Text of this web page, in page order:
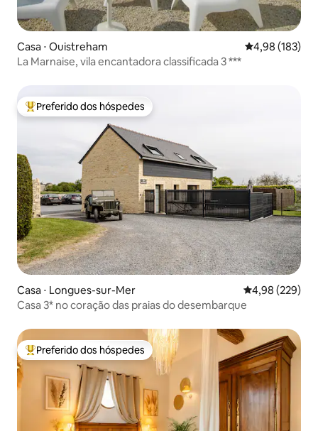
Casa ⋅ Ouistreham 4,98 de uma
4,98 (183)
La Marnaise, vila encantadora classificada 3 ***
Entre os melhores preferidos dos hóspedes
Preferido dos hóspedes
Casa ⋅ Longues-sur-Mer 4,98 de uma
4,98 (229)
Casa 3* no coração das praias do desembarque
Entre os melhores preferidos dos hóspedes
Preferido dos hóspedes